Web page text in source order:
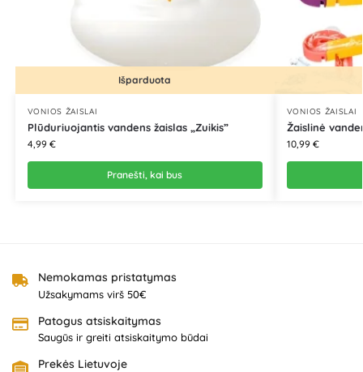
Išparduota
VONIOS ŽAISLAI
Plūduriuojantis vandens žaislas „Zuikis”
4,99 €
Pranešti, kai bus
VONIOS ŽAISLAI
Žaislinė
10,99 €
Nemokamas pristatymas
Užsakymams virš 50€
Patogus atsiskaitymas
Saugūs ir greiti atsiskaitymo būdai
Prekės Lietuvoje